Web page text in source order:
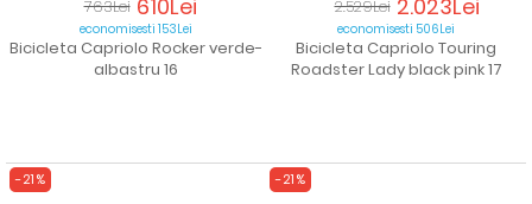
763Lei 610Lei
economisesti 153Lei
Bicicleta Capriolo Rocker verde-
albastru 16
2.529Lei 2.023Lei
economisesti 506Lei
Bicicleta Capriolo Touring
Roadster Lady black pink 17
-21% -21%